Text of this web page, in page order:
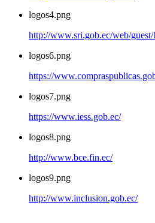
logos4.png
http://www.sri.gob.ec/web/guest/
logos6.png
https://
logos7.png
https://www.iess.gob.ec/
logos8.png
http://www.bce.fin.ec/
logos9.png
http://www.inclusion.gob.ec/